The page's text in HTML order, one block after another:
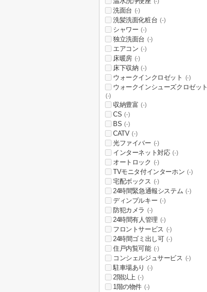
洗面台 (-)
洗髪洗面化粧台 (-)
シャワー (-)
独立洗面台 (-)
エアコン (-)
床暖房 (-)
床下収納 (-)
ウォークインクロゼット (-)
ウォークインシューズクロゼット
(-)
収納豊富 (-)
CS (-)
BS (-)
CATV (-)
光ファイバー (-)
インターネット対応 (-)
オートロック (-)
TVモニタ付インターホン (-)
宅配ボックス (-)
24時間緊急通報システム (-)
ディンプルキー (-)
防犯カメラ (-)
24時間有人管理 (-)
フロントサービス (-)
24時間ゴミ出し可 (-)
住戸内覧可能 (-)
コンシェルジュサービス (-)
駐車場あり (-)
2階以上 (-)
1階の物件 (-)